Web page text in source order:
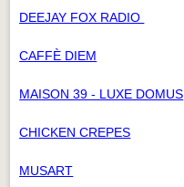
DEEJAY FOX RADIO
CAFFÈ DIEM
MAISON 39 - LUXE DOMUS
CHICKEN CREPES
MUSART